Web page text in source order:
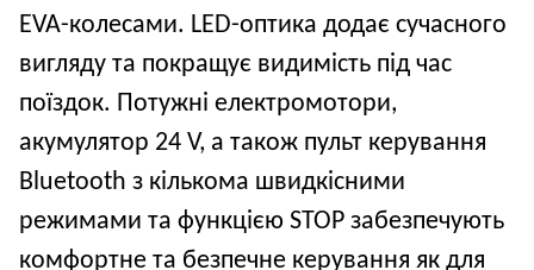
EVA-колесами. LED-оптика додає сучасного
вигляду та покращує видимість під час
поїздок. Потужні електромотори,
акумулятор 24 V, а також пульт керування
Bluetooth з кількома швидкісними
режимами та функцією STOP забезпечують
комфортне та безпечне керування як для